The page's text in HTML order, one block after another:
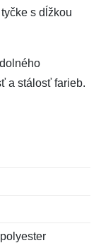
s dĺžkou
a stálosť farieb.